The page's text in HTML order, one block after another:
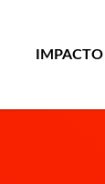
IMPACTO